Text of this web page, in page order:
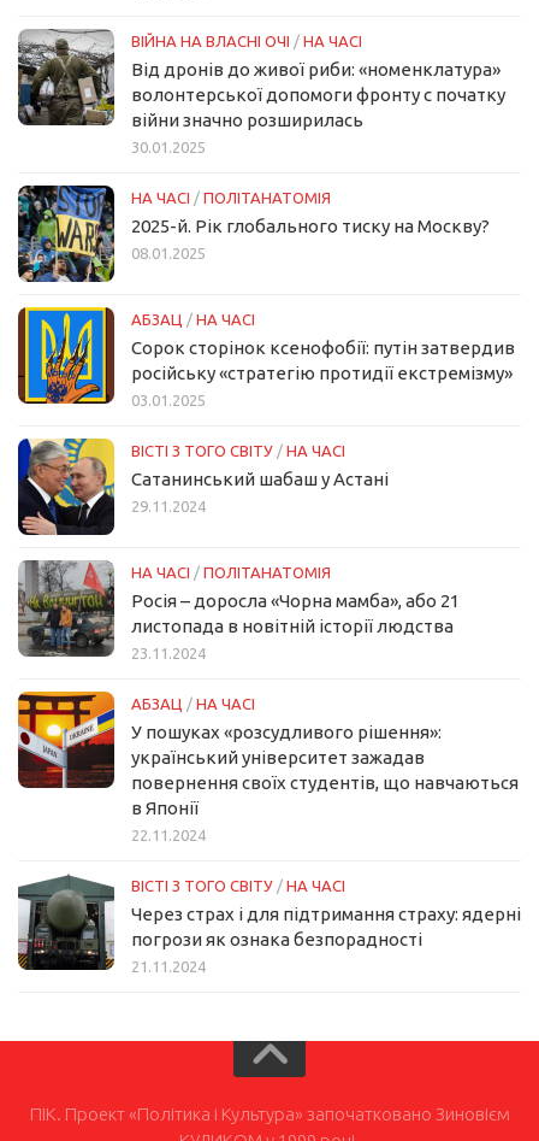
ВІЙНА НА ВЛАСНІ ОЧІ / НА ЧАСІ
Від дронів до живої риби: «номенклатура»
волонтерської допомоги фронту с початку
війни значно розширилась
30.01.2025
НА ЧАСІ / ПОЛІТАНАТОМІЯ
2025-й. Рік глобального тиску на Москву?
08.01.2025
АБЗАЦ / НА ЧАСІ
Сорок сторінок ксенофобії: путін затвердив
російську «стратегію протидії екстремізму»
03.01.2025
ВІСТІ З ТОГО СВІТУ / НА ЧАСІ
Сатанинський шабаш у Астані
29.11.2024
НА ЧАСІ / ПОЛІТАНАТОМІЯ
Росія – доросла «Чорна мамба», або 21
листопада в новітній історії людства
23.11.2024
АБЗАЦ / НА ЧАСІ
У пошуках «розсудливого рішення»:
український університет зажадав
повернення своїх студентів, що навчаються
в Японії
22.11.2024
ВІСТІ З ТОГО СВІТУ / НА ЧАСІ
Через страх і для підтримання страху: ядерні
погрози як ознака безпорадності
21.11.2024
ПІК. Проект «Політика і Культура» започатковано Зиновієм